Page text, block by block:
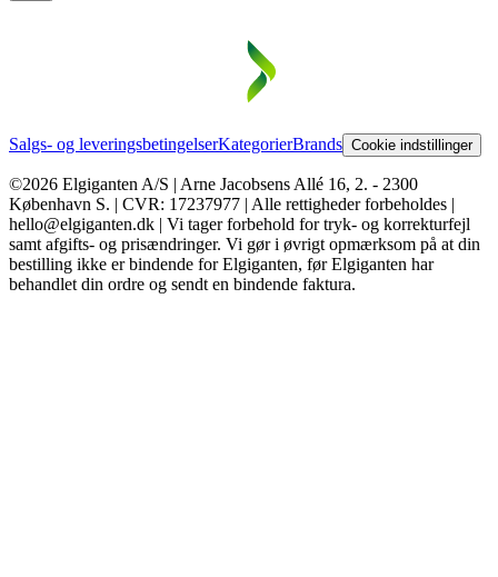
Salgs- og leveringsbetingelserKategorierBrands Cookie indstillinger
©2026 Elgiganten A/S | Arne Jacobsens Allé 16, 2. - 2300
København S. | CVR: 17237977 | Alle rettigheder forbeholdes |
hello@elgiganten.dk | Vi tager forbehold for tryk- og korrekturfejl
samt afgifts- og prisændringer. Vi gør i øvrigt opmærksom på at din
bestilling ikke er bindende for Elgiganten, før Elgiganten har
behandlet din ordre og sendt en bindende faktura.